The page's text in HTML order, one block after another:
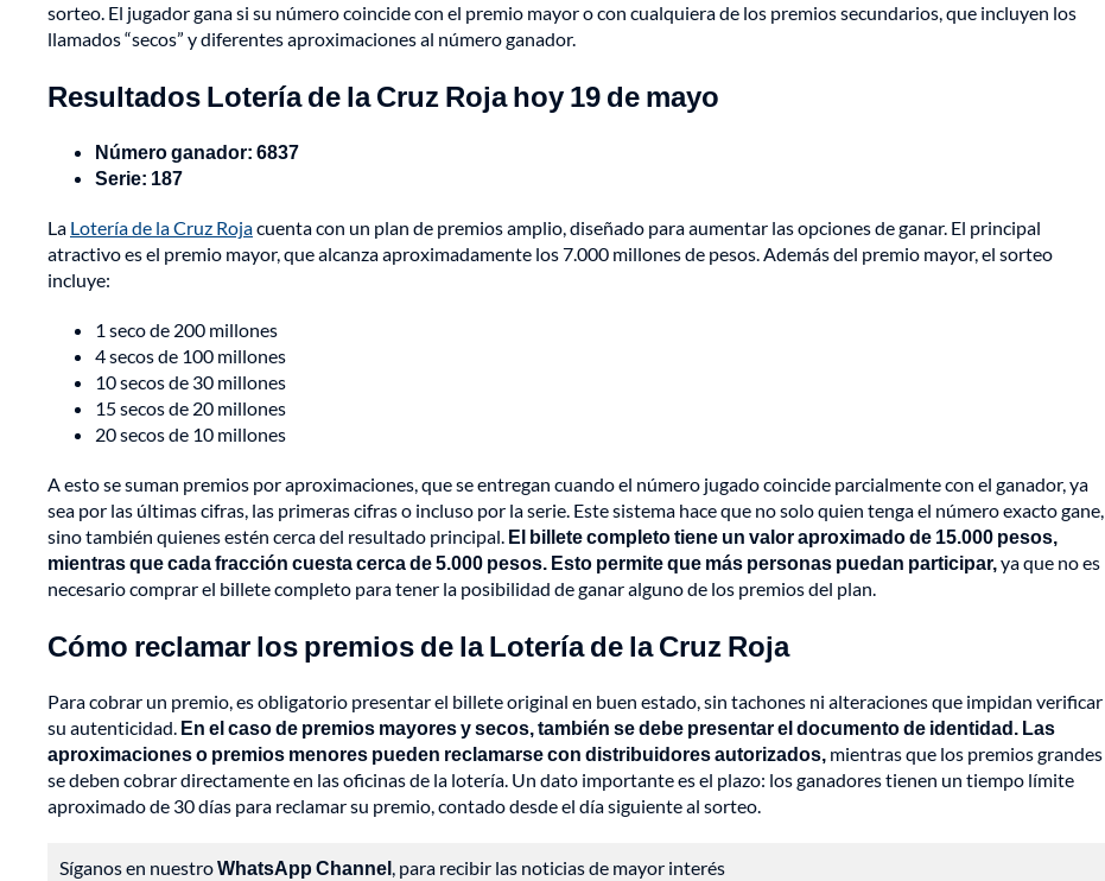
sorteo. El jugador gana si su número coincide con el premio mayor o con cualquiera de los premios secundarios, que incluyen los
llamados “secos” y diferentes aproximaciones al número ganador.
Resultados Lotería de la Cruz Roja hoy 19 de mayo
Número ganador: 6837
Serie: 187
La Lotería de la Cruz Rojacuenta con un plan de premios amplio, diseñado para aumentar las opciones de ganar. El principal
atractivo es el premio mayor, que alcanza aproximadamente los 7.000 millones de pesos. Además del premio mayor, el sorteo
incluye:
1 seco de 200 millones
4 secos de 100 millones
10 secos de 30 millones
15 secos de 20 millones
20 secos de 10 millones
A esto se suman premios por aproximaciones, que se entregan cuando el número jugado coincide parcialmente con el ganador, ya
sea por las últimas cifras, las primeras cifras o incluso por la serie. Este sistema hace que no solo quien tenga el número exacto gane,
sino también quienes estén cerca del resultado principal. El billete completo tiene un valor aproximado de 15.000 pesos,
mientras que cada fracción cuesta cerca de 5.000 pesos. Esto permite que más personas puedan participar,ya que no es
necesario comprar el billete completo para tener la posibilidad de ganar alguno de los premios del plan.
Cómo reclamar los premios de la Lotería de la Cruz Roja
Para cobrar un premio, es obligatorio presentar el billete original en buen estado, sin tachones ni alteraciones que impidan verificar
su autenticidad. En el caso de premios mayores y secos, también se debe presentar el documento de identidad. Las
aproximaciones o premios menores pueden reclamarse con distribuidores autorizados, mientras que los premios grandes
se deben cobrar directamente en las oficinas de la lotería. Un dato importante es el plazo: los ganadores tienen un tiempo límite
aproximado de 30 días para reclamar su premio, contado desde el día siguiente al sorteo.
Síganos en nuestroWhatsApp Channel, para recibir las noticias de mayor interés